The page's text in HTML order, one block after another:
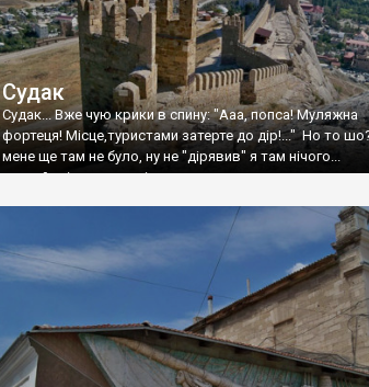
Судак
Судак... Вже чую крики в спину: "Ааа, попса! Муляжна
фортеця! Місце,туристами затерте до дір!..." Но то
мене ще там не було, ну не "дірявив" я там нічого...
принаймні до цього літа.